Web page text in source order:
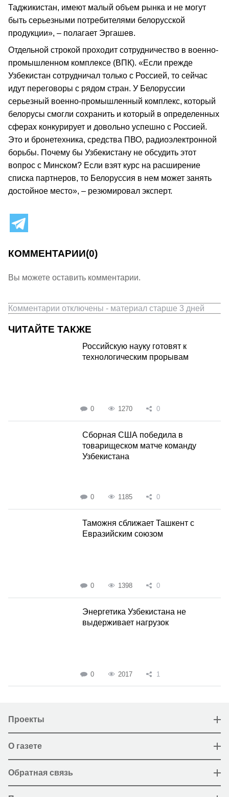
Таджикистан, имеют малый объем рынка и не могут
быть серьезными потребителями белорусской
продукции», – полагает Эргашев.
Отдельной строкой проходит сотрудничество в военно-
промышленном комплексе (ВПК). «Если прежде
Узбекистан сотрудничал только с Россией, то сейчас
идут переговоры с рядом стран. У Белоруссии
серьезный военно-промышленный комплекс, который
белорусы смогли сохранить и который в определенных
сферах конкурирует и довольно успешно с Россией.
Это и бронетехника, средства ПВО, радиоэлектронной
борьбы. Почему бы Узбекистану не обсудить этот
вопрос с Минском? Если взят курс на расширение
списка партнеров, то Белоруссия в нем может занять
достойное место», – резюмировал эксперт.
КОММЕНТАРИИ(0)
Вы можете оставить комментарии.
Комментарии отключены - материал старше 3 дней
ЧИТАЙТЕ ТАКЖЕ
Российскую науку готовят к
технологическим прорывам
0 1270 0
Сборная США победила в
товарищеском матче команду
Узбекистана
0 1185 0
Таможня сближает Ташкент с
Евразийским союзом
0 1398 0
Энергетика Узбекистана не
выдерживает нагрузок
0 2017 1
Проекты
О газете
Обратная связь